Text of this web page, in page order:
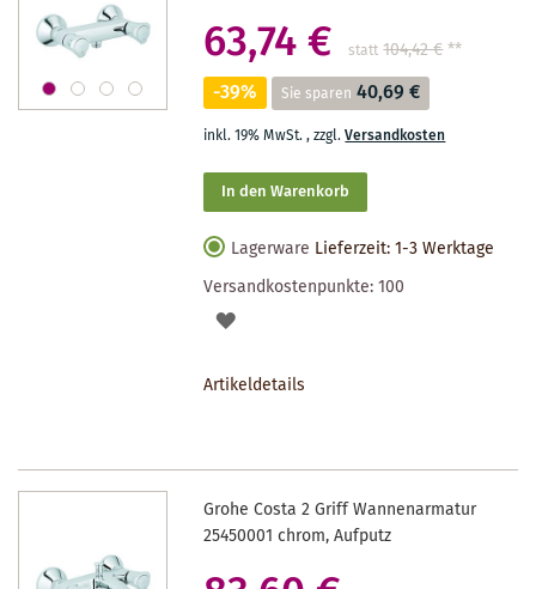
63,74 € statt 104,42 €**
-39% Sie sparen 40,69 €
inkl. 19% MwSt.,zzgl.Versandkosten
In den Warenkorb
Lagerware Lieferzeit: 1-3 Werktage
Versandkostenpunkte:100
AUF
Artikeldetails
Grohe Costa 2 Griff Wannenarmatur
25450001 chrom, Aufputz